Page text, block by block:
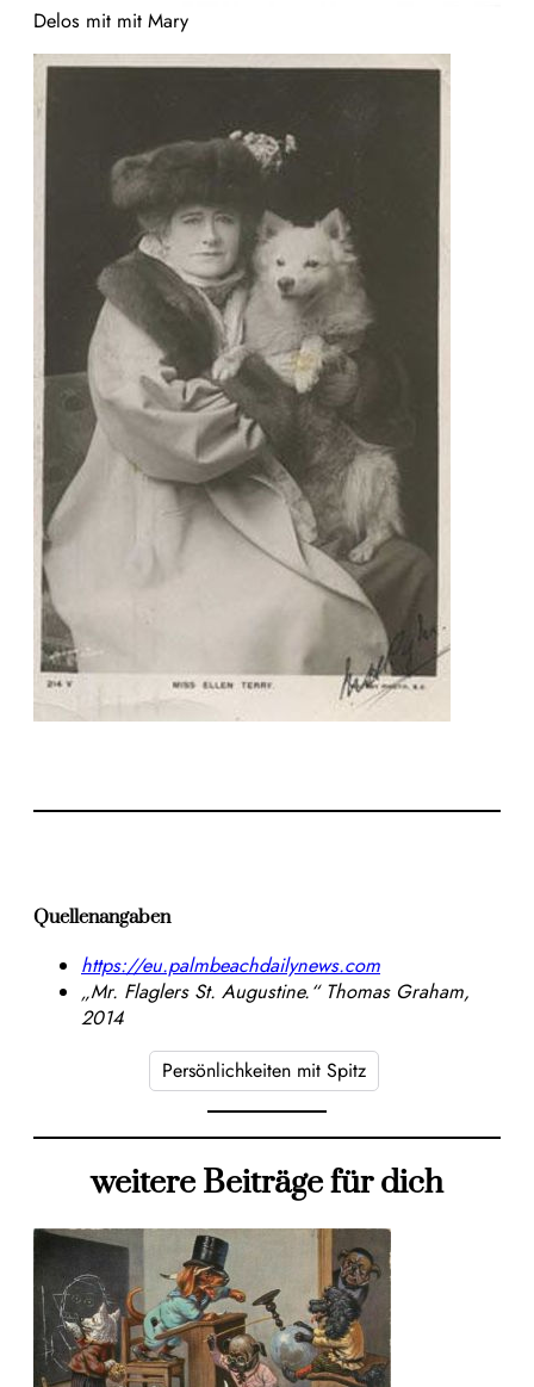
Delos mit mit Mary
Quellenangaben
https://eu.palmbeachdailynews.com
„Mr. Flaglers St. Augustine.“ Thomas Graham,
2014
Persönlichkeiten mit Spitz
weitere Beiträge für dich